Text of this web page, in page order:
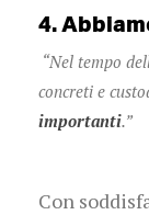
4.
“Nel tempo
concreti e
importanti.”
Con